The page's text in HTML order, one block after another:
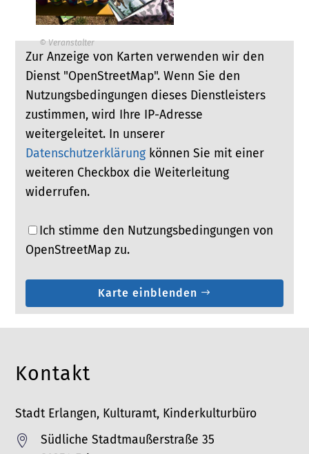
© Veranstalter
Zur Anzeige von Karten verwenden wir den
Dienst "OpenStreetMap". Wenn Sie den
Nutzungsbedingungen dieses Dienstleisters
zustimmen, wird Ihre IP-Adresse
weitergeleitet. In unserer
Datenschutzerklärung können Sie mit einer
weiteren Checkbox die Weiterleitung
widerrufen.
Ich stimme den Nutzungsbedingungen von
OpenStreetMap zu.
Karte einblenden
Kontakt
Stadt Erlangen, Kulturamt, Kinderkulturbüro

Südliche Stadtmaußerstraße 35